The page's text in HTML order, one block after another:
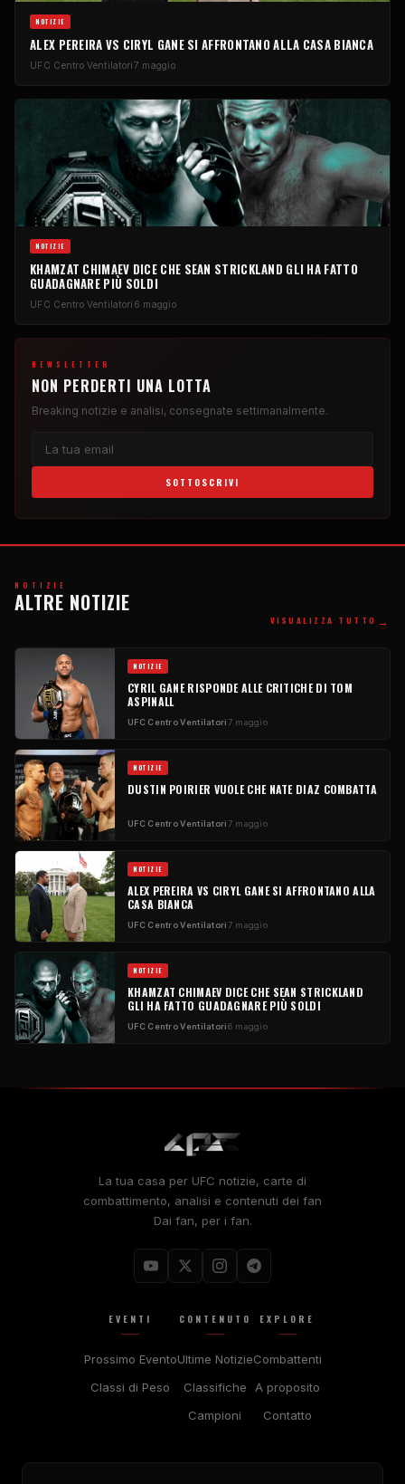
NOTIZIE
ALEX PEREIRA VS CIRYL GANE SI AFFRONTANO ALLA CASA BIANCA
UFC Centro Ventilatori7 maggio
NOTIZIE
KHAMZAT CHIMAEV DICE CHE SEAN STRICKLAND GLI HA FATTO
GUADAGNARE PIÙ SOLDI
UFC Centro Ventilatori 6 maggio
NEWSLETTER
NON PERDERTI UNA LOTTA
Breaking notizie e analisi, consegnate settimanalmente.
SOTTOSCRIVI
NOTIZIE
ALTRE NOTIZIE
VISUALIZZA TUTTO →
NOTIZIE
CYRIL GANE RISPONDE ALLE CRITICHE DI TOM
ASPINALL
UFCCentro Ventilatori 7 maggio
NOTIZIE
DUSTIN POIRIER VUOLE CHE NATE DIAZ COMBATTA
UFCCentro Ventilatori 7 maggio
NOTIZIE
ALEX PEREIRA VS CIRYL GANE SI AFFRONTANO ALLA
CASA BIANCA
UFCCentro Ventilatori 7 maggio
NOTIZIE
KHAMZAT CHIMAEV DICE CHE SEAN STRICKLAND
GLI HA FATTO GUADAGNARE PIÙ SOLDI
UFCCentro Ventilatori6 maggio
La tua casa per UFC notizie, carte di
combattimento, analisi e contenuti dei fan
Dai fan, per i fan.
EVENTI
Prossimo Evento
Classi di Peso
CONTENUTO
Ultime Notizie
Classifiche
Campioni
EXPLORE
Combattenti
A proposito
Contatto